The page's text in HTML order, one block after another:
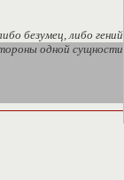
безумец, либо гений
одной сущности